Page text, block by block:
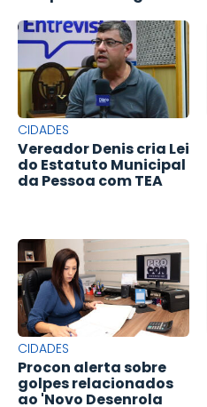
CIDADES
Vereador Denis cria Lei
do Estatuto Municipal
da Pessoa com TEA
CIDADES
Procon alerta sobre
golpes relacionados
ao 'Novo Desenrola